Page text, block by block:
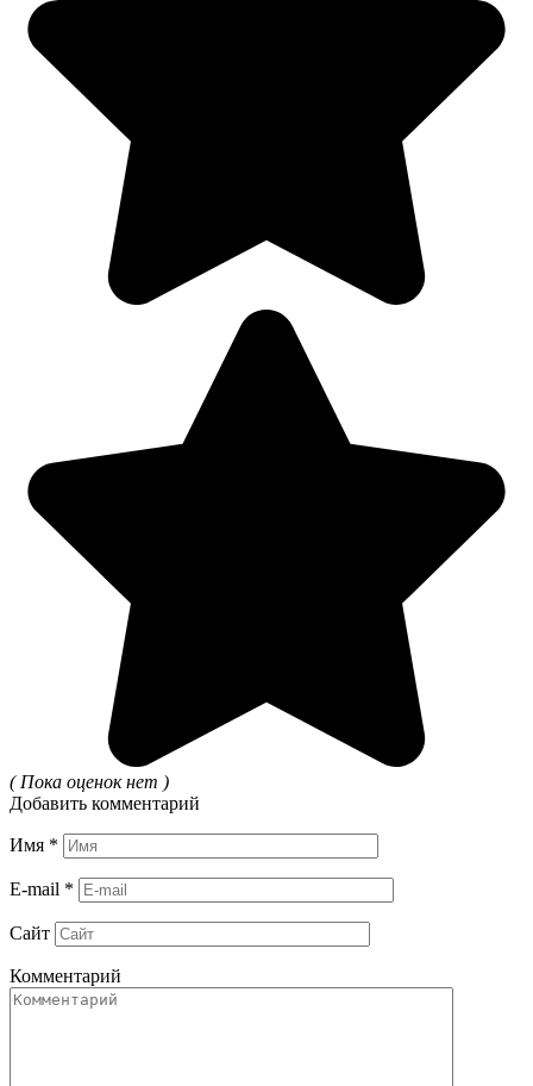
( Пока оценок нет )
Добавить комментарий
Имя *
E-mail *
Сайт
Комментарий